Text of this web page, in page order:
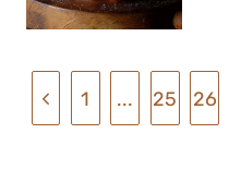
1 ... 25 26